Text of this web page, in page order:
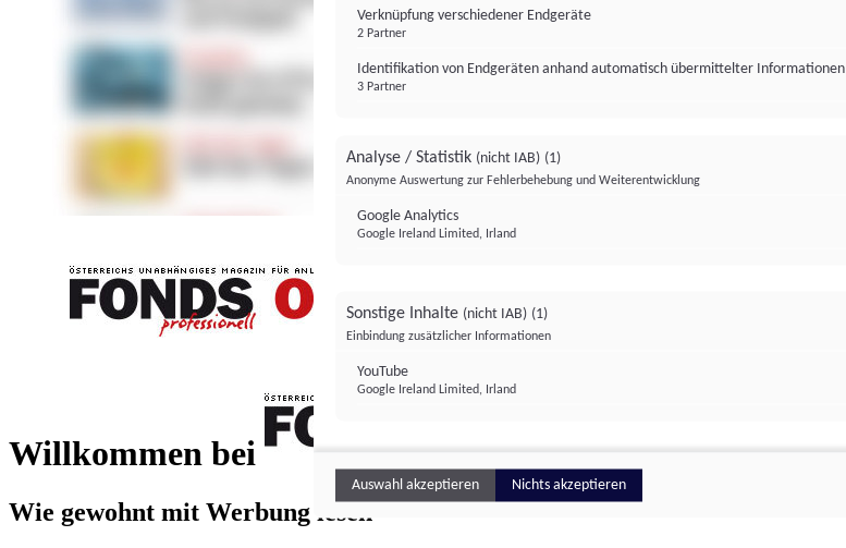
Willkommen bei
FONDS professionell
Wie gewohnt mit Werbung lesen
Verknüpfung verschiedener Endgeräte
2 Partner
Identifikation von Endgeräten anhand automatisch übermittelter Informationen
3 Partner
Analyse / Statistik (nicht IAB) (1)
Anonyme Auswertung zur Fehlerbehebung und Weiterentwicklung
Google Analytics
Google Ireland Limited, Irland
Sonstige Inhalte (nicht IAB) (1)
Einbindung zusätzlicher Informationen
YouTube
Google Ireland Limited, Irland
Auswahl akzeptieren Nichts akzeptieren